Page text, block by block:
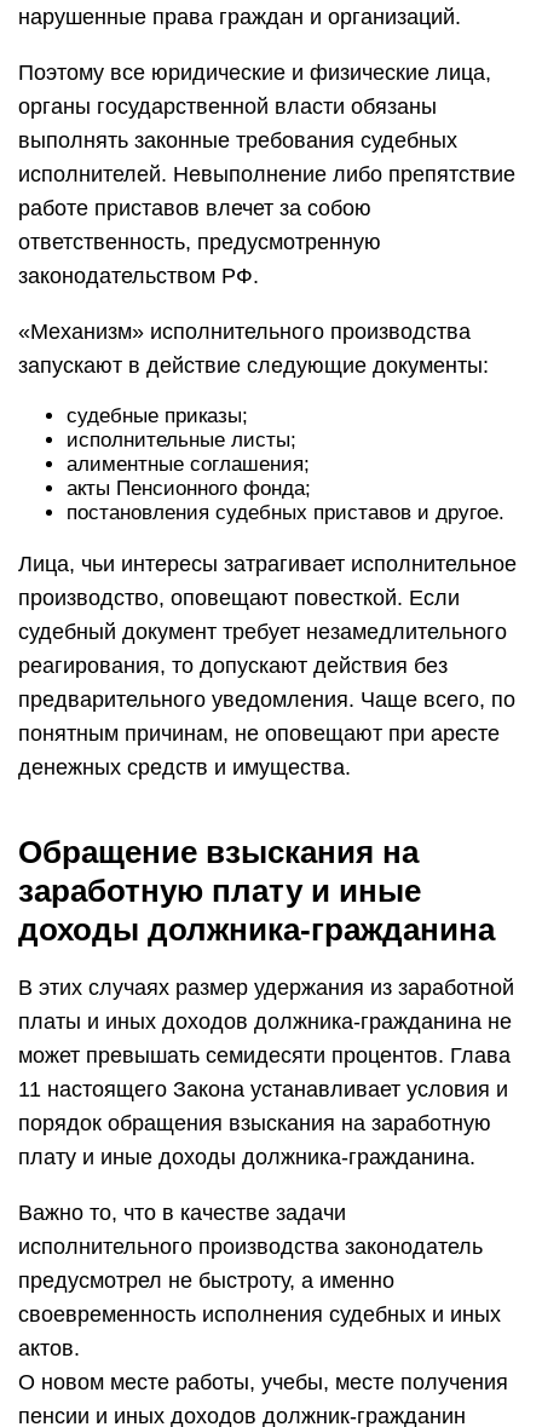
нарушенные права граждан и организаций.
Поэтому все юридические и физические лица,
органы государственной власти обязаны
выполнять законные требования судебных
исполнителей. Невыполнение либо препятствие
работе приставов влечет за собою
ответственность, предусмотренную
законодательством РФ.
«Механизм» исполнительного производства
запускают в действие следующие документы:
судебные приказы;
исполнительные листы;
алиментные соглашения;
акты Пенсионного фонда;
постановления судебных приставов и другое.
Лица, чьи интересы затрагивает исполнительное
производство, оповещают повесткой. Если
судебный документ требует незамедлительного
реагирования, то допускают действия без
предварительного уведомления. Чаще всего, по
понятным причинам, не оповещают при аресте
денежных средств и имущества.
Обращение взыскания на
заработную плату и иные
доходы должника-гражданина
В этих случаях размер удержания из заработной
платы и иных доходов должника-гражданина не
может превышать семидесяти процентов. Глава
11 настоящего Закона устанавливает условия и
порядок обращения взыскания на заработную
плату и иные доходы должника-гражданина.
Важно то, что в качестве задачи
исполнительного производства законодатель
предусмотрел не быстроту, а именно
своевременность исполнения судебных и иных
актов.
О новом месте работы, учебы, месте получения
пенсии и иных доходов должник-гражданин